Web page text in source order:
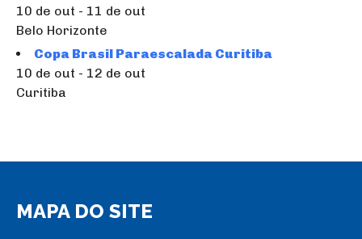
10 de out - 11 de out
Belo Horizonte
Copa Brasil Paraescalada Curitiba
10 de out - 12 de out
Curitiba
MAPA DO SITE